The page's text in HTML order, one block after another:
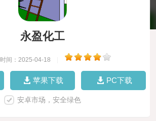
永盈化工
时间：2025-04-18
苹果下载 PC下载
安卓市场，安全绿色